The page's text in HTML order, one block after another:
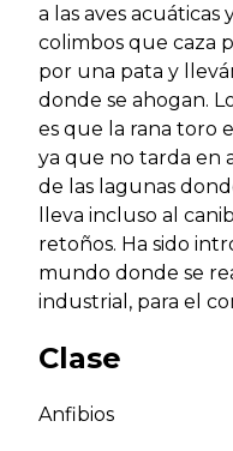
a las aves acuáticas
colimbos que caza
por una pata y
donde se ahogan.
es que la rana toro
ya que no tarda en
de las lagunas
lleva incluso al
retoños. Ha sido
mundo donde se
industrial, para el
Clase
Anfibios